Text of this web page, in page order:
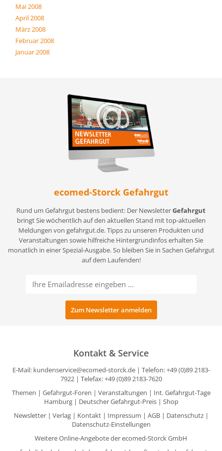
Mai 2008
April 2008
März 2008
Februar 2008
Januar 2008
ecomed-Storck Gefahrgut
Rund um Gefahrgut bestens bedient: Der NewsletterGefahrgut
bringt Sie wöchentlich auf den aktuellen Stand mit top-aktuellen
Meldungen von gefahrgut.de. Tipps zu unseren Produkten und
Veranstaltungen sowie hilfreiche Hintergrundinfos erhalten Sie
monatlich in einer Spezial-Ausgabe. So bleiben Sie in Sachen Gefahrgut
auf dem Laufenden!
Kontakt & Service
E-Mail: kundenservice@ecomed-storck.de| Telefon: +49 (0)89 2183-
7922 | Telefax: +49 (0)89 2183-7620
Themen | Gefahrgut-Foren | Veranstaltungen | Int. Gefahrgut-Tage
Hamburg| Deutscher Gefahrgut-Preis| Shop
Newsletter| Verlag| Kontakt| Impressum | AGB| Datenschutz|
Datenschutz-Einstellungen
Weitere Online-Angebote der ecomed-Storck GmbH